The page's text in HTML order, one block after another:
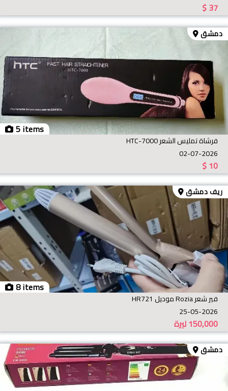
$37
5 items
دمشق
فرشاة تمليس الشعر HTC-7000
02-07-2026
$10
8 items
ريف دمشق
فير شعر Rozia موديل HR721
25-05-2026
ليرة150,000
دمشق